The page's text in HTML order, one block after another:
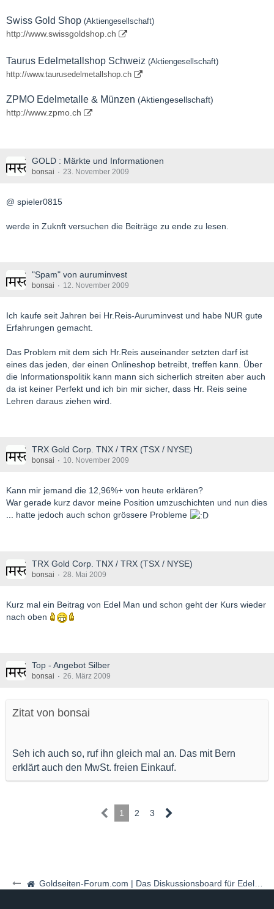
Goldseiten-Forum.com | Das Diskussionsboard für Edelmetalle & Rohstoffe
Swiss Gold Shop (Aktiengesellschaft)
http://www.swissgoldshop.ch
Taurus Edelmetallshop Schweiz (Aktiengesellschaft)
http://www.taurusedelmetallshop.ch
ZPMO Edelmetalle & Münzen (Aktiengesellschaft)
http://www.zpmo.ch
GOLD : Märkte und Informationen
bonsai 23. November 2009
@ spieler0815
werde in Zuknft versuchen die Beiträge zu ende zu lesen.
"Spam" von auruminvest
bonsai 12. November 2009
Ich kaufe seit Jahren bei Hr.Reis-Auruminvest und habe NUR gute
Erfahrungen gemacht.
Das Problem mit dem sich Hr.Reis auseinander setzten darf ist
eines das jeden, der einen Onlineshop betreibt, treffen kann. Über
die Informationspolitik kann mann sich sicherlich streiten aber auch
da ist keiner Perfekt und ich bin mir sicher, dass Hr. Reis seine
Lehren daraus ziehen wird.
TRX Gold Corp. TNX / TRX (TSX / NYSE)
bonsai 10. November 2009
Kann mir jemand die 12,96%+ von heute erklären?
War gerade kurz davor meine Position umzuschichten und nun dies
... hatte jedoch auch schon grössere Probleme
TRX Gold Corp. TNX / TRX (TSX / NYSE)
bonsai 28. Mai 2009
Kurz mal ein Beitrag von Edel Man und schon geht der Kurs wieder
nach oben
Top - Angebot Silber
bonsai 26. März 2009
Zitat von bonsai
Seh ich auch so, ruf ihn gleich mal an. Das mit Bern
erklärt auch den MwSt. freien Einkauf.
1 2 3